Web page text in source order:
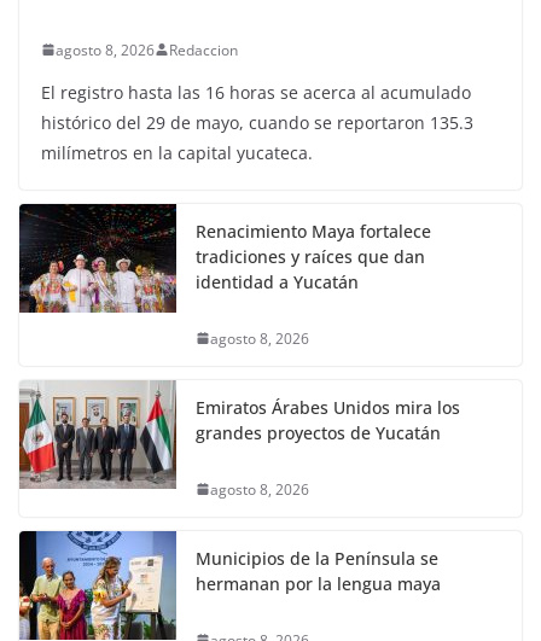
agosto 8, 2026 Redaccion
El registro hasta las 16 horas se acerca al acumulado
histórico del 29 de mayo, cuando se reportaron 135.3
milímetros en la capital yucateca.
Renacimiento Maya fortalece
tradiciones y raíces que dan
identidad a Yucatán
agosto 8, 2026
Emiratos Árabes Unidos mira los
grandes proyectos de Yucatán
agosto 8, 2026
Municipios de la Península se
hermanan por la lengua maya